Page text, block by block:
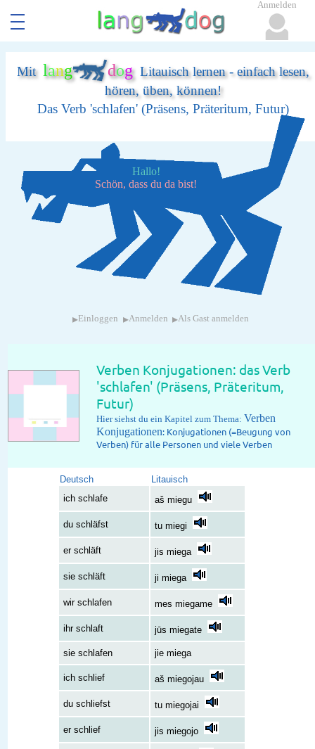
Mit lang dogLitauisch lernen - einfach lesen,
hören, üben, können!
Das Verb 'schlafen' (Präsens, Präteritum, Futur)
Hallo!
Schön, dass du da bist!
▸ Einloggen ▸Anmelden ▸Als Gast anmelden
Verben Konjugationen: das Verb
'schlafen' (Präsens, Präteritum,
Futur)
Hier siehst du ein Kapitel zum Thema: Verben
Konjugationen: Konjugationen (=Beugung von
Verben) für alle Personen und viele Verben
Deutsch
Litauisch
ich schlafe
aš miegu
du schläfst tu miegi
er schläft jis miega
sie schläft ji miega
wir schlafen mes miegame
ihr schlaft jūs miegate
sie schlafen jie miega
ich schlief aš miegojau
du schliefst tu miegojai
er schlief jis miegojo
Anmelden